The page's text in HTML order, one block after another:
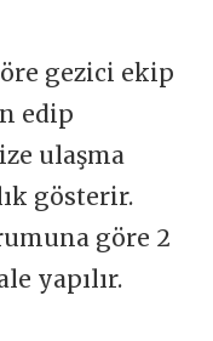
gezici ekip
edip
ulaşma
gösterir.
göre 2
yapılır.